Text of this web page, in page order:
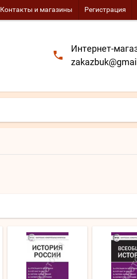
Контакты и магазины Регистрация
Интернет-